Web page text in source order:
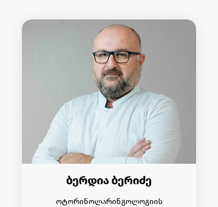
ბერდია ბერიძე
ოტორინოლარინგოლოგიის